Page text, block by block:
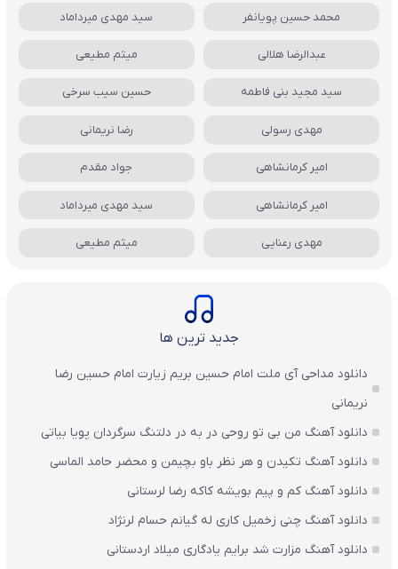
محمد حسین پویانفر سید مهدی میرداماد
عبدالرضا هلالی میثم مطیعی
سید مجید بنی فاطمه حسین سیب سرخی
مهدی رسولی رضا نریمانی
امیر کرمانشاهی جواد مقدم
امیر کرمانشاهی سید مهدی میرداماد
مهدی رعنایی میثم مطیعی
جدید ترین ها
دانلود مداحی آی ملت امام حسین بریم زیارت امام حسین رضا
نریمانی
دانلود آهنگ من بی تو روحی در به در دلتنگ سرگردان پویا بیاتی
دانلود آهنگ تکیدن و هر نظر باو بچیمن و محضر حامد الماسی
دانلود آهنگ کم و پیم بویشه کاکه رضا لرستانی
دانلود آهنگ چنی زخمیل کاری له گیانم حسام لرنژاد
دانلود آهنگ مزارت شد برایم یادگاری میلاد اردستانی